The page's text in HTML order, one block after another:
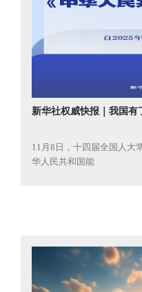
新华社权威快报｜我国有
11月8日，十四届全国人大
华人民共和国能